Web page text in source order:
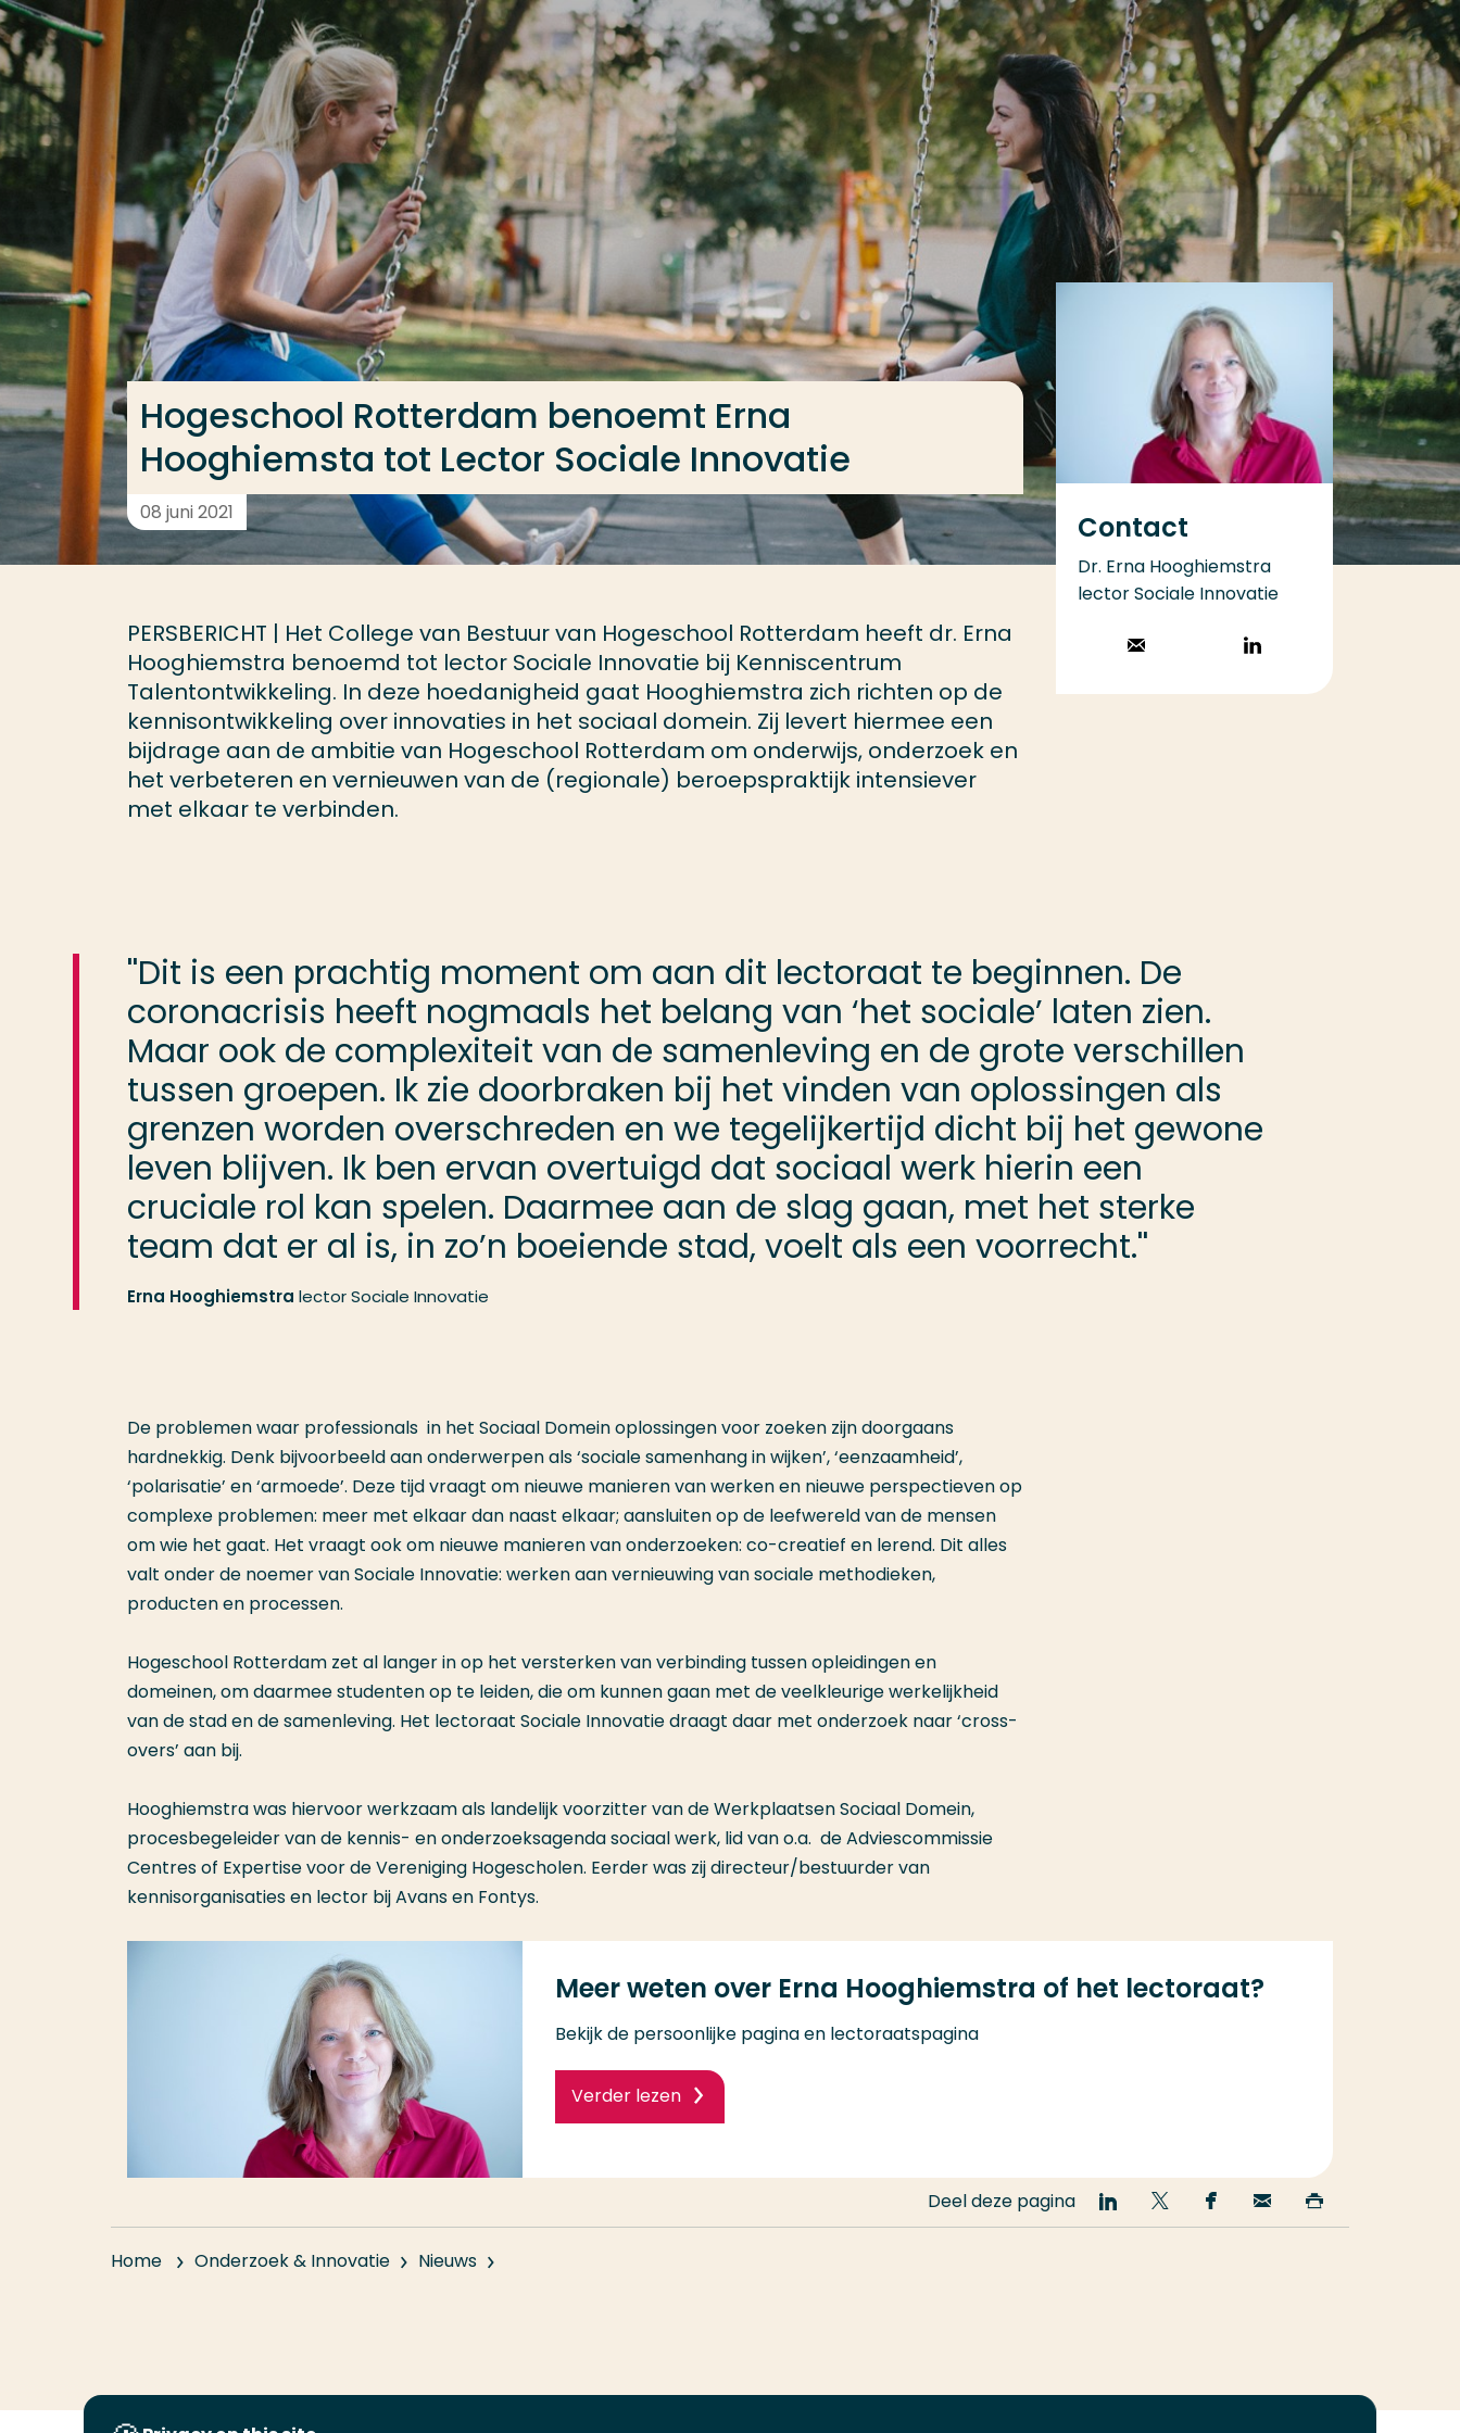
Ga direct naar de content
Hogeschool Rotterdam benoemt Erna
Hooghiemsta tot Lector Sociale Innovatie
08 juni 2021
PERSBERICHT | Het College van Bestuur van Hogeschool Rotterdam heeft dr. Erna
Hooghiemstra benoemd tot lector Sociale Innovatie bij Kenniscentrum
Talentontwikkeling. In deze hoedanigheid gaat Hooghiemstra zich richten op de
kennisontwikkeling over innovaties in het sociaal domein. Zij levert hiermee een
bijdrage aan de ambitie van Hogeschool Rotterdam om onderwijs, onderzoek en
het verbeteren en vernieuwen van de (regionale) beroepspraktijk intensiever
met elkaar te verbinden.
Contact
Dr. Erna Hooghiemstra
lector Sociale Innovatie
Stuur een email
LinkedIn
''Dit is een prachtig moment om aan dit lectoraat te beginnen. De
coronacrisis heeft nogmaals het belang van ‘het sociale’ laten zien.
Maar ook de complexiteit van de samenleving en de grote verschillen
tussen groepen. Ik zie doorbraken bij het vinden van oplossingen als
grenzen worden overschreden en we tegelijkertijd dicht bij het gewone
leven blijven. Ik ben ervan overtuigd dat sociaal werk hierin een
cruciale rol kan spelen. Daarmee aan de slag gaan, met het sterke
team dat er al is, in zo’n boeiende stad, voelt als een voorrecht.''
Erna Hooghiemstra lector Sociale Innovatie
De problemen waar professionals in het Sociaal Domein oplossingen voor zoeken zijn doorgaans
hardnekkig. Denk bijvoorbeeld aan onderwerpen als ‘sociale samenhang in wijken’, ‘eenzaamheid’,
‘polarisatie’ en ‘armoede’. Deze tijd vraagt om nieuwe manieren van werken en nieuwe perspectieven op
complexe problemen: meer met elkaar dan naast elkaar; aansluiten op de leefwereld van de mensen
om wie het gaat. Het vraagt ook om nieuwe manieren van onderzoeken: co-creatief en lerend. Dit alles
valt onder de noemer van Sociale Innovatie: werken aan vernieuwing van sociale methodieken,
producten en processen.
Hogeschool Rotterdam zet al langer in op het versterken van verbinding tussen opleidingen en
domeinen, om daarmee studenten op te leiden, die om kunnen gaan met de veelkleurige werkelijkheid
van de stad en de samenleving. Het lectoraat Sociale Innovatie draagt daar met onderzoek naar ‘cross-
overs’ aan bij.
Hooghiemstra was hiervoor werkzaam als landelijkvoorzitter van de Werkplaatsen Sociaal Domein,
procesbegeleider van de kennis- en onderzoeksagenda sociaal werk, lid van o.a. de Adviescommissie
Centres of Expertise voor de Vereniging Hogescholen. Eerder was zij directeur/bestuurder van
kennisorganisaties en lector bij Avans en Fontys.
Meer weten over Erna Hooghiemstra of het lectoraat?
Bekijk de persoonlijke pagina en lectoraatspagina
Verder lezen
Home Onderzoek & Innovatie Nieuws
Deel deze pagina
Deel
op
Deel
op
Deel
op
Email
deze deze
Veel gezocht
Opleiding
Contact